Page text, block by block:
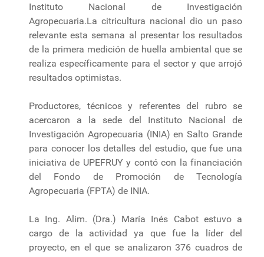
Instituto Nacional de Investigación
Agropecuaria.La citricultura nacional dio un paso
relevante esta semana al presentar los resultados
de la primera medición de huella ambiental que se
realiza específicamente para el sector y que arrojó
resultados optimistas.
Productores, técnicos y referentes del rubro se
acercaron a la sede del Instituto Nacional de
Investigación Agropecuaria (INIA) en Salto Grande
para conocer los detalles del estudio, que fue una
iniciativa de UPEFRUY y contó con la financiación
del Fondo de Promoción de Tecnología
Agropecuaria (FPTA) de INIA.
La Ing. Alim. (Dra.) María Inés Cabot estuvo a
cargo de la actividad ya que fue la líder del
proyecto, en el que se analizaron 376 cuadros de